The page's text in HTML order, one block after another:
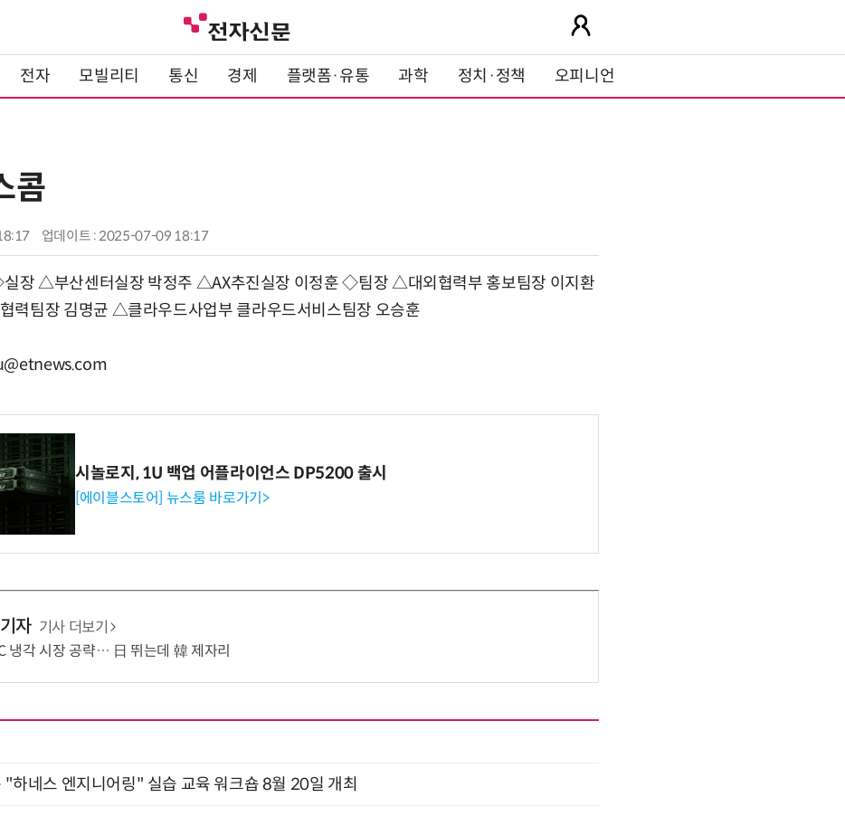
전자 모빌리티 통신 경제 플랫폼·유통 과학 정치·정책 오피니언
콤
업데이트 : 2025-07-09 18:17
실장 △부산센터실장 박정주 △AX추진실장 이정훈 ◇팀장 △대외협력부 홍보팀장 이지환
력팀장 김명균 △클라우드사업부 클라우드서비스팀장 오승훈
시놀로지, 1U 백업 어플라이언스 DP5200 출시
[에이블스토어] 뉴스룸 바로가기>
자 기사 더보기
냉각 시장 공략… 日 뛰는데 韓 제자리
"하네스 엔지니어링" 실습 교육 워크숍 8월 20일 개최